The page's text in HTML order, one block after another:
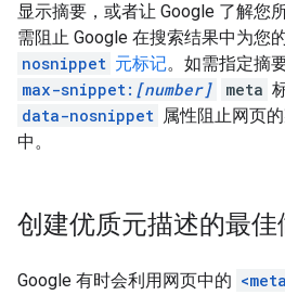
显示摘要，或者让 Google 了解您
需阻止 Google 在搜索结果中为您
nosnippet 元标记。如需指定摘
max-snippet: [number] meta
data-nosnippet 属性阻止网页
中。
创建优质元描述的最佳
Google 有时会利用网页中的 <meta